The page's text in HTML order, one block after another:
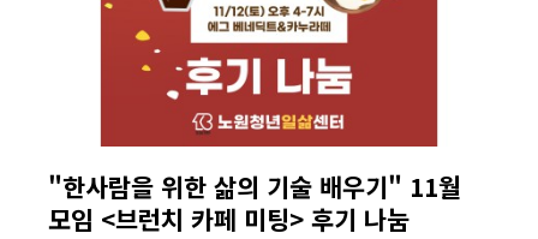
"한사람을 위한 삶의 기술 배우기" 11월
모임 <브런치 카페 미팅> 후기 나눔